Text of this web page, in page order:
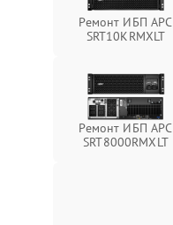
Ремонт ИБП APC
SRT10KRMXLT
Ремонт ИБП APC
SRT8000RMXLT